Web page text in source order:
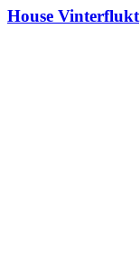
House Vinterflukt